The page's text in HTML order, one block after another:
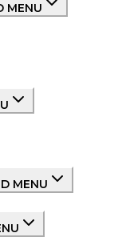
MENU
MENU